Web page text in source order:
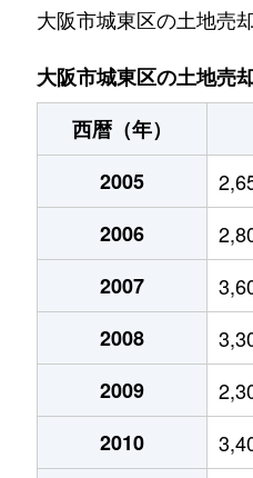
成育
1,700万円
関目
2,200万円
関目
3,300万円
3,900万円
1,300万円
25,000万円
3,000万円
1,200万円
2,900万円
大阪市城東区の土地売
大阪市城東区の土地売
西暦（年）
2005
2006
2007
2008
2009
2010